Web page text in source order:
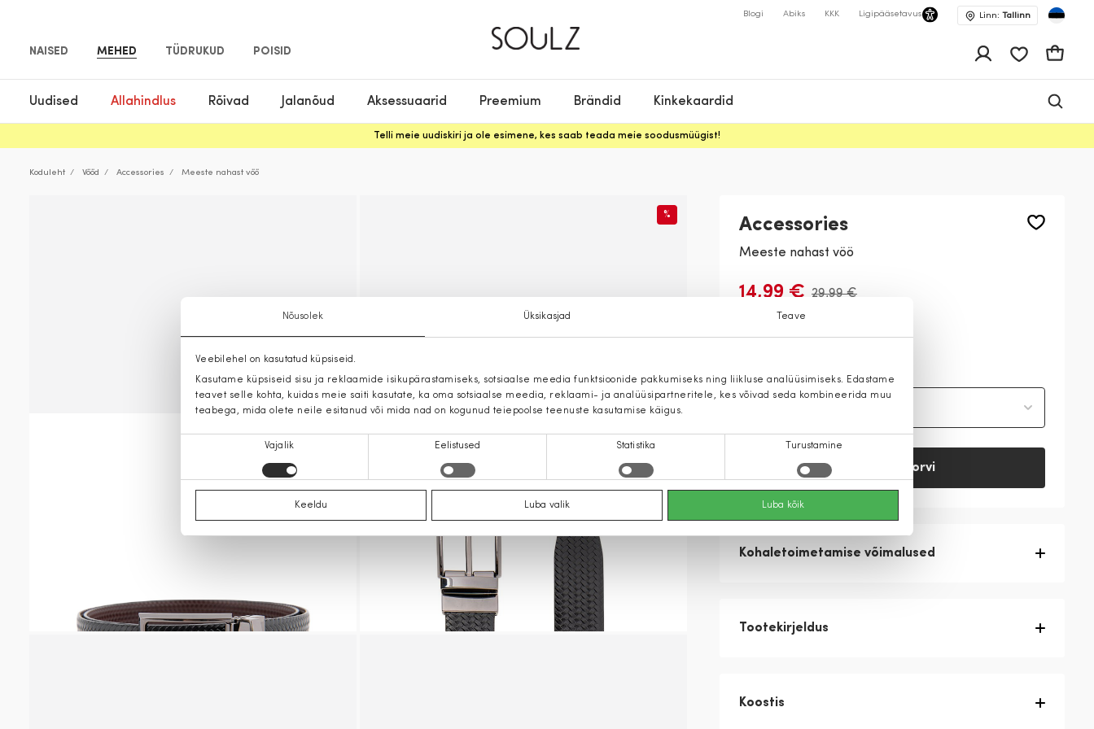
Nõusolek Üksikasjad Teave
Veebilehel on kasutatud küpsiseid.
Kasutame küpsiseid sisu ja reklaamide isikupärastamiseks, sotsiaalse meedia funktsioonide pakkumiseks ning liikluse analüüsimiseks. Edastame
teavet selle kohta, kuidas meie saiti kasutate, ka oma sotsiaalse meedia, reklaami- ja analüüsipartneritele, kes võivad seda kombineerida muu
teabega, mida olete neile esitanud või mida nad on kogunud teiepoolse teenuste kasutamise käigus.
Vajalik Eelistused Statistika Turustamine
Keeldu Luba valik Luba kõik
NAISED MEHED TÜDRUKUD POISID
Blogi Abiks KKK Ligipääsetavus Linn: Tallinn
Uudised Allahindlus Rõivad Jalanõud Aksessuaarid Preemium Brändid Kinkekaardid
Telli meie uudiskiri ja ole esimene, kes saab teada meie soodusmüügist!
Koduleht Vööd Accessories Meeste nahast vöö
%
Accessories
Meeste nahast vöö
14,99 € 29,99 €
Lisa ostukorvi
Kohaletoimetamise võimalused
Tootekirjeldus
Koostis